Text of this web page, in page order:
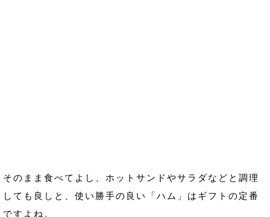
そのまま食べてよし、ホットサンドやサラダなどと調理
しても良しと、使い勝手の良い「ハム」はギフトの定番
ですよね。